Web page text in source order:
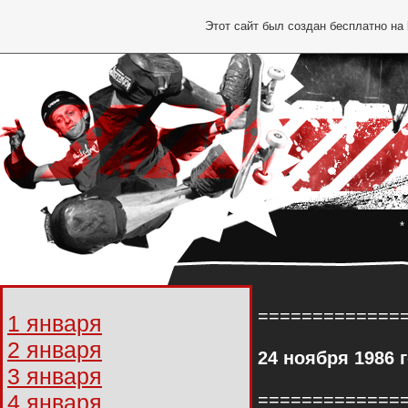
1 января
2 января
3 января
4 января
24 ноября 1986
Этот сайт был создан бесплатно на